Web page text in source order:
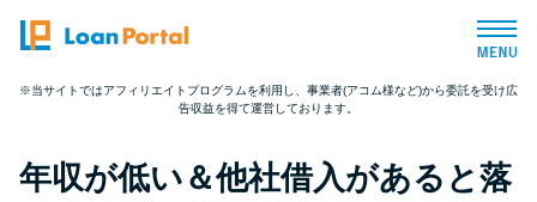
トップページ
おすすめコンテンツ
※当サイトではアフィリエイトプログラムを利用し、事業者(アコム様など)から委託を受け広
告収益を得て運営しております。
年収が低い＆他社借入があると落